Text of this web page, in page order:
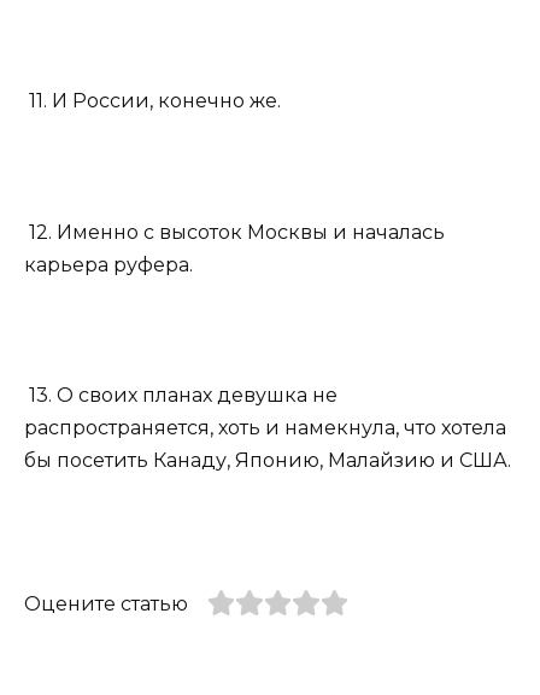
11. И России, конечно же.
12. Именно с высоток Москвы и началась
карьера руфера.
13. О своих планах девушка не
распространяется, хоть и намекнула, что хотела
бы посетить Канаду, Японию, Малайзию и США.
Оцените статью